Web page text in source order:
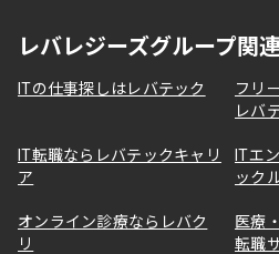
レバレジーズグループ関
ITの仕事探しはレバテック
フリ
レバ
IT転職ならレバテックキャリ
ア
ITエ
ック
オンライン診療ならレバク
リ
医療
転職